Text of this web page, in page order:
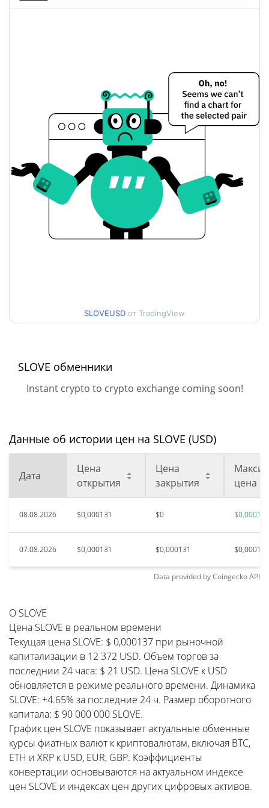
открытия / закрытия
$0,00013809139 /
$0,00013601703
Вчерашнее изменение
Вчерашний объем $21,473884
SLOVE История цены
Мин. / макс цена за 7
$0,00013029618 /
Мин. / макс цена за 90
$0,00013029618 /
Мин. / макс цена за 52
авг. 7, 2026 (1 дней назад)
$0,00012992
5.81%
SLOVEUSD от TradingView
SLOVE обменники
Instant crypto to crypto exchange coming soon!
Данные об истории цен на SLOVE (USD)
Дата
Цена
открытия
Цена
закрытия
цена
08.08.2026 $0,000131 $0 $0,000136
07.08.2026 $0,000131 $0,000131 $0,000131
Data provided byCoingeckoAPI
О SLOVE
Цена SLOVE в реальном времени
Текущая цена SLOVE: $ 0,000137 при рыночной
капитализации в 12 372 USD. Объем торгов за
последнии 24 часа: $ 21 USD. Цена SLOVE к USD
обновляется в режиме реального времени. Динамика
SLOVE: +4.65% за последние 24 ч. Размер оборотного
капитала: $ 90 000 000 SLOVE.
График цен SLOVE показывает актуальные обменные
курсы фиатных валют к криптовалютам, включая BTC,
ETH и XRP к USD, EUR, GBP. Коэффициенты
конвертации основываются на актуальном индексе
цен SLOVE и индексах цен других цифровых активов.